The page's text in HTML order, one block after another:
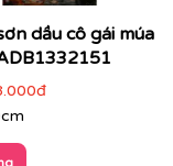
dầu cô gái múa